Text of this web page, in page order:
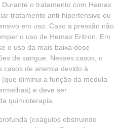
o tratamento com Hemax
tratamento anti-hipertensivo ou
em uso. Caso a pressão não
o uso de Hemax Eritron. Em
o uso da mais baixa dose
de sangue. Nesses casos, o
casos de anemia devido à
diminui a função da medula
e deve ser
quimioterapia.
(coágulos obstruindo